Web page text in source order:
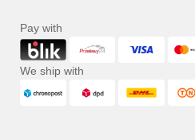
Pay with
We ship with